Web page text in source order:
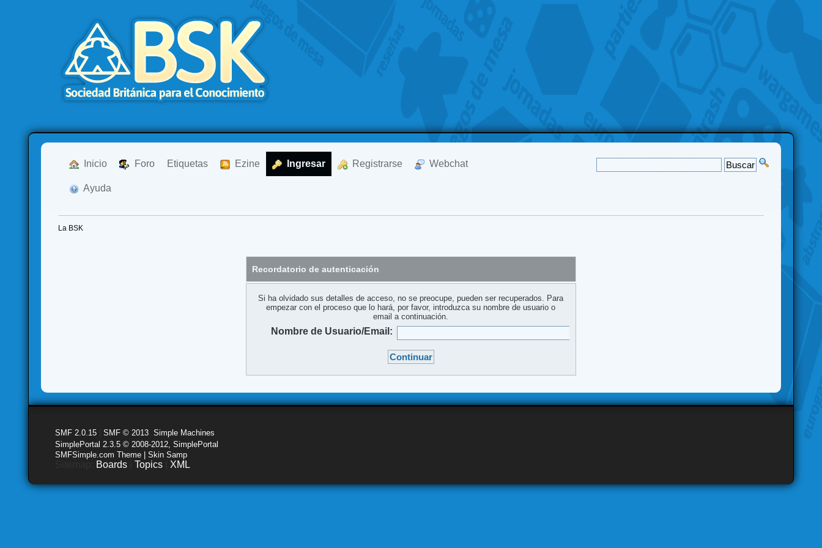
Inicio Foro Etiquetas Ezine Ingresar Registrarse Webchat
Ayuda
La BSK
Recordatorio de autenticación
Si ha olvidado sus detalles de acceso, no se preocupe, pueden ser recuperados. Para
empezar con el proceso que lo hará, por favor, introduzca su nombre de usuario o
email a continuación.
Nombre de Usuario/Email:
SMF 2.0.15 |SMF © 2013 ,Simple Machines
SimplePortal 2.3.5 © 2008-2012, SimplePortal
SMFSimple.com Theme | Skin Samp
Boards |Topics XML